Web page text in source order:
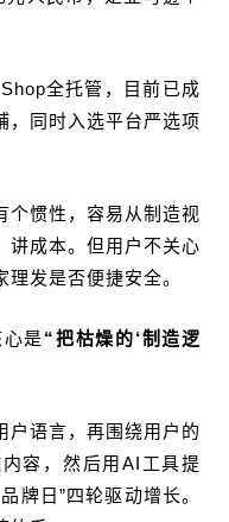
全托管，目前已成
，同时入选平台严选项
个惯性，容易从制造视
讲成本。但用户不关心
发是否便捷安全。
是“把枯燥的‘制造逻
户语言，再围绕用户的
容，然后用AI工具提
牌日”四轮驱动增长。